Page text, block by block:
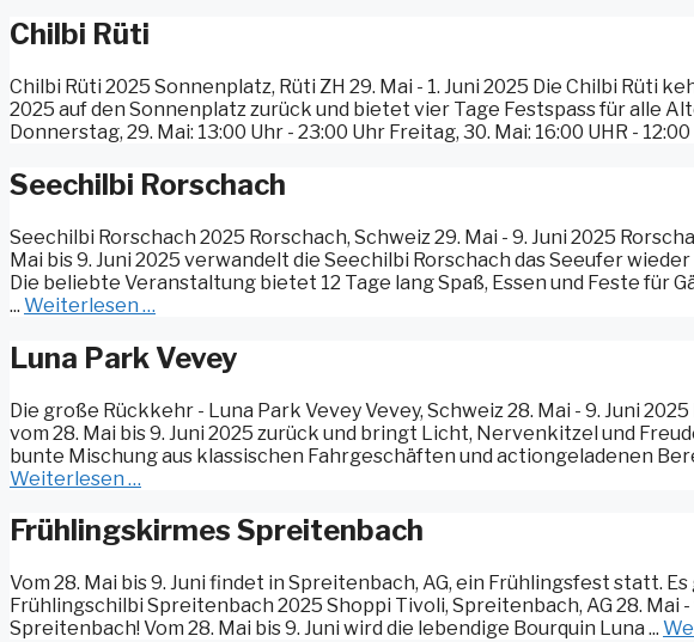
Chilbi Rüti
Chilbi Rüti 2025 Sonnenplatz, Rüti ZH 29. Mai - 1. Juni 2025 Die Chilbi Rüti
2025 auf den Sonnenplatz zurück und bietet vier Tage Festspass für alle
Donnerstag, 29. Mai: 13:00 Uhr - 23:00 Uhr Freitag, 30. Mai: 16:00 UHR - 12:00
Seechilbi Rorschach
Seechilbi Rorschach 2025 Rorschach, Schweiz 29. Mai - 9. Juni 2025
Mai bis 9. Juni 2025 verwandelt die Seechilbi Rorschach das Seeufer
Die beliebte Veranstaltung bietet 12 Tage lang Spaß, Essen und Feste
... Weiterlesen …
Luna Park Vevey
Die große Rückkehr - Luna Park Vevey Vevey, Schweiz 28. Mai - 9. Juni
vom 28. Mai bis 9. Juni 2025 zurück und bringt Licht, Nervenkitzel und
bunte Mischung aus klassischen Fahrgeschäften und actiongeladenen
Weiterlesen …
Frühlingskirmes Spreitenbach
Vom 28. Mai bis 9. Juni findet in Spreitenbach, AG, ein Frühlingsfest statt.
Frühlingschilbi Spreitenbach 2025 Shoppi Tivoli, Spreitenbach, AG 28. Mai
Spreitenbach! Vom 28. Mai bis 9. Juni wird die lebendige Bourquin Luna ...